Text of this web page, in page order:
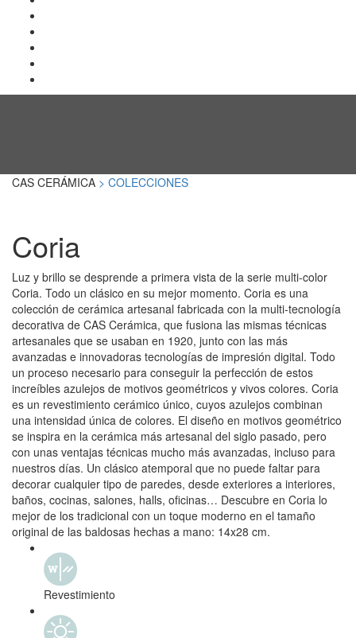
CAS CERÁMICA > COLECCIONES
Coria
Luz y brillo se desprende a primera vista de la serie multi-color
Coria. Todo un clásico en su mejor momento. Coria es una
colección de cerámica artesanal fabricada con la multi-tecnología
decorativa de CAS Cerámica, que fusiona las mismas técnicas
artesanales que se usaban en 1920, junto con las más
avanzadas e innovadoras tecnologías de impresión digital. Todo
un proceso necesario para conseguir la perfección de estos
increíbles azulejos de motivos geométricos y vivos colores. Coria
es un revestimiento cerámico único, cuyos azulejos combinan
una intensidad única de colores. El diseño en motivos geométrico
se inspira en la cerámica más artesanal del siglo pasado, pero
con unas ventajas técnicas mucho más avanzadas, incluso para
nuestros días. Un clásico atemporal que no puede faltar para
decorar cualquier tipo de paredes, desde exteriores a interiores,
baños, cocinas, salones, halls, oficinas… Descubre en Coria lo
mejor de los tradicional con un toque moderno en el tamaño
original de las baldosas hechas a mano: 14x28 cm.
Revestimiento